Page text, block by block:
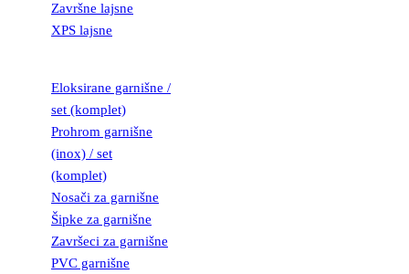
Završne lajsne
XPS lajsne
Eloksirane garnišne /
set (komplet)
Prohrom garnišne
(inox) / set
(komplet)
Nosači za garnišne
Šipke za garnišne
Završeci za garnišne
PVC garnišne